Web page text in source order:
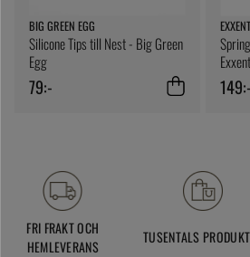
BIG GREEN EGG
Silicone Tips till Nest - Big Green
Egg
79:-
EXXENT
Exxent
149:-
FRI FRAKT OCH
HEMLEVERANS
TUSENTALS